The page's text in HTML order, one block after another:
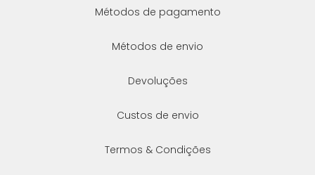
Métodos de pagamento
Métodos de envio
Devoluções
Custos de envio
Termos & Condições